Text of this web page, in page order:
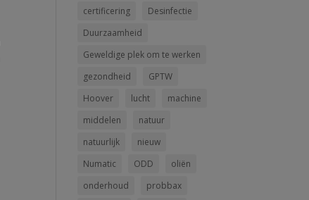
certificering
Desinfectie
Duurzaamheid
Geweldige plek om te werken
gezondheid
GPTW
Hoover
lucht
machine
middelen
natuur
natuurlijk
nieuw
Numatic
ODD
oliën
onderhoud
probbax